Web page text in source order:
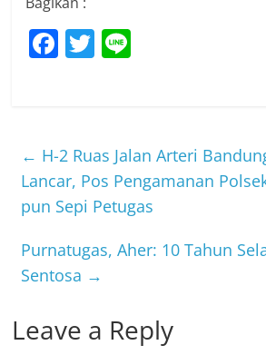
F
b
o
o
k
T
← H-2 Ruas Jalan Arteri
Lancar, Pos Pengamanan
pun Sepi Petugas
Purnatugas, Aher: 10 Tahun
Sentosa →
Leave a Reply